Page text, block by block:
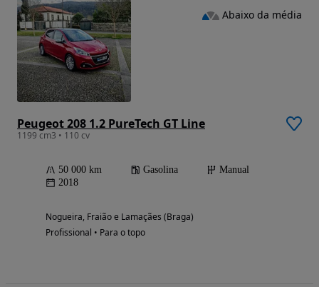
Peugeot 208 1.2 PureTech GT Line
1199 cm3 • 110 cv
50 000 km Gasolina
Manual
2018
Nogueira, Fraião e Lamaçães (Braga)
Profissional • Para o topo
Abaixo da média